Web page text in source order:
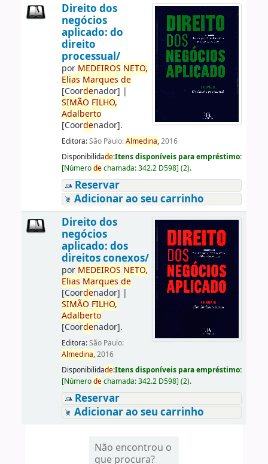
Direito dos
negócios
aplicado: do
direito
processual/
por MEDEIROS NETO,
Elias Marques de
[Coordenador] |
SIMÃO FILHO,
Adalberto
[Coordenador].
Editora:São Paulo:Almedina,2016
Disponibilidade:Itens disponíveis para empréstimo:
[Númerodechamada:342.2 D598] (2).
Reservar
Adicionar ao seu carrinho
Direito dos
negócios
aplicado: dos
direitos conexos/
por MEDEIROS NETO,
Elias Marques de
[Coordenador] |
SIMÃO FILHO,
Adalberto
[Coordenador].
Editora:São Paulo:
Almedina,2016
Disponibilidade:Itens disponíveis para empréstimo:
[Númerodechamada:342.2 D598] (2).
Reservar
Adicionar ao seu carrinho
Não encontrou o
que procura?